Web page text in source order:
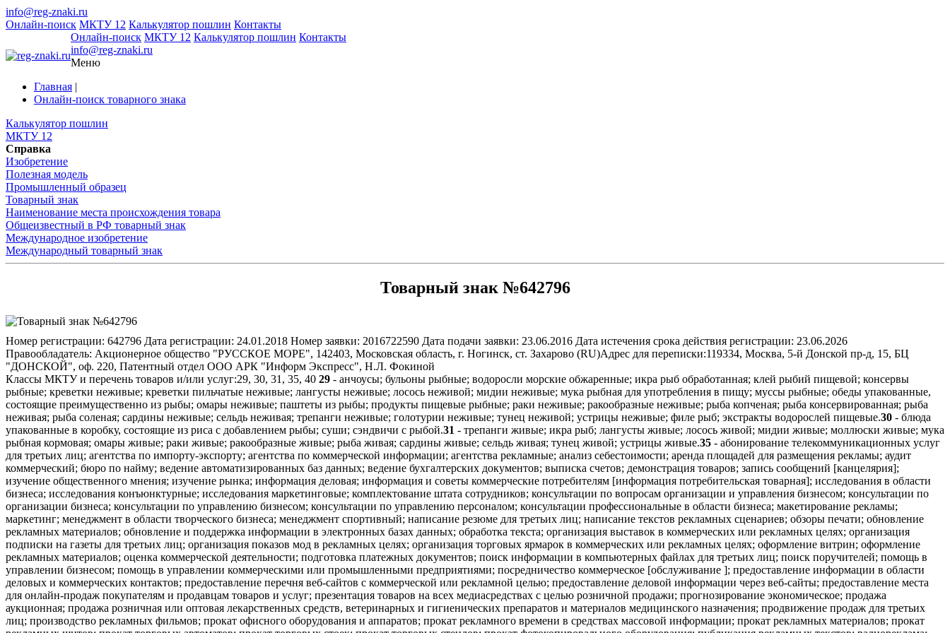
info@reg-znaki.ru
Онлайн-поиск МКТУ 12 Калькулятор пошлин Контакты
Онлайн-поиск МКТУ 12 Калькулятор пошлин Контакты
info@reg-znaki.ru
Меню
Главная |
Онлайн-поиск товарного знака
Калькулятор пошлин
МКТУ 12
Справка
Изобретение
Полезная модель
Промышленный образец
Товарный знак
Наименование места происхождения товара
Общеизвестный в РФ товарный знак
Международное изобретение
Международный товарный знак
Товарный знак №642796
Номер регистрации: 642796 Дата регистрации: 24.01.2018 Номер заявки: 2016722590 Дата подачи заявки: 23.06.2016 Дата истечения срока действия регистрации: 23.06.2026
Правообладатель: Акционерное общество "РУССКОЕ МОРЕ", 142403, Московская область, г. Ногинск, ст. Захарово (RU)Адрес для переписки:119334, Москва, 5-й Донской пр-д, 15, БЦ
"ДОНСКОЙ", оф. 220, Патентный отдел ООО АРК "Информ Экспресс", Н.Л. Фокиной
Классы МКТУ и перечень товаров и/или услуг:29, 30, 31, 35, 40 29 - анчоусы; бульоны рыбные; водоросли морские обжаренные; икра рыб обработанная; клей рыбий пищевой; консервы
рыбные; креветки неживые; креветки пильчатые неживые; лангусты неживые; лосось неживой; мидии неживые; мука рыбная для употребления в пищу; муссы рыбные; обеды упакованные,
состоящие преимущественно из рыбы; омары неживые; паштеты из рыбы; продукты пищевые рыбные; раки неживые; ракообразные неживые; рыба копченая; рыба консервированная; рыба
неживая; рыба соленая; сардины неживые; сельдь неживая; трепанги неживые; голотурии неживые; тунец неживой; устрицы неживые; филе рыб; экстракты водорослей пищевые.30 - блюда
упакованные в коробку, состоящие из риса с добавлением рыбы; суши; сэндвичи с рыбой.31 - трепанги живые; икра рыб; лангусты живые; лосось живой; мидии живые; моллюски живые; мука
рыбная кормовая; омары живые; раки живые; ракообразные живые; рыба живая; сардины живые; сельдь живая; тунец живой; устрицы живые.35 - абонирование телекоммуникационных услуг
для третьих лиц; агентства по импорту-экспорту; агентства по коммерческой информации; агентства рекламные; анализ себестоимости; аренда площадей для размещения рекламы; аудит
коммерческий; бюро по найму; ведение автоматизированных баз данных; ведение бухгалтерских документов; выписка счетов; демонстрация товаров; запись сообщений [канцелярия];
изучение общественного мнения; изучение рынка; информация деловая; информация и советы коммерческие потребителям [информация потребительская товарная]; исследования в области
бизнеса; исследования конъюнктурные; исследования маркетинговые; комплектование штата сотрудников; консультации по вопросам организации и управления бизнесом; консультации по
организации бизнеса; консультации по управлению бизнесом; консультации по управлению персоналом; консультации профессиональные в области бизнеса; макетирование рекламы;
маркетинг; менеджмент в области творческого бизнеса; менеджмент спортивный; написание резюме для третьих лиц; написание текстов рекламных сценариев; обзоры печати; обновление
рекламных материалов; обновление и поддержка информации в электронных базах данных; обработка текста; организация выставок в коммерческих или рекламных целях; организация
подписки на газеты для третьих лиц; организация показов мод в рекламных целях; организация торговых ярмарок в коммерческих или рекламных целях; оформление витрин; оформление
рекламных материалов; оценка коммерческой деятельности; подготовка платежных документов; поиск информации в компьютерных файлах для третьих лиц; поиск поручителей; помощь в
управлении бизнесом; помощь в управлении коммерческими или промышленными предприятиями; посредничество коммерческое [обслуживание ]; предоставление информации в области
деловых и коммерческих контактов; предоставление перечня веб-сайтов с коммерческой или рекламной целью; предоставление деловой информации через веб-сайты; предоставление места
для онлайн-продаж покупателям и продавцам товаров и услуг; презентация товаров на всех медиасредствах с целью розничной продажи; прогнозирование экономическое; продажа
аукционная; продажа розничная или оптовая лекарственных средств, ветеринарных и гигиенических препаратов и материалов медицинского назначения; продвижение продаж для третьих
лиц; производство рекламных фильмов; прокат офисного оборудования и аппаратов; прокат рекламного времени в средствах массовой информации; прокат рекламных материалов; прокат